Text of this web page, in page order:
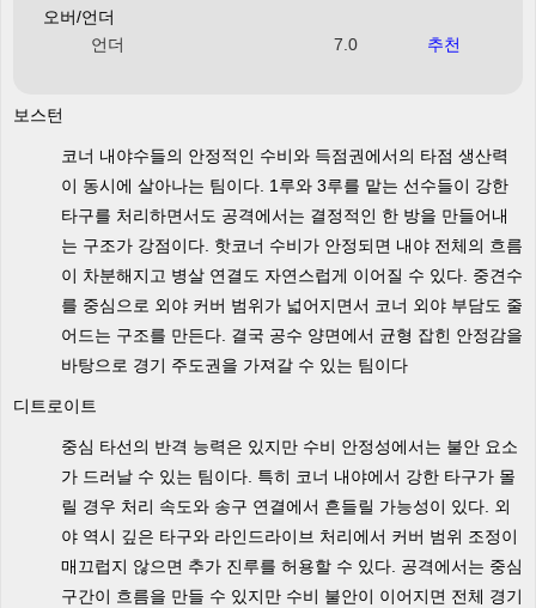
오버/언더
언더
7.0 추천
보스턴
코너 내야수들의 안정적인 수비와 득점권에서의 타점 생산력
이 동시에 살아나는 팀이다. 1루와 3루를 맡는 선수들이 강한
타구를 처리하면서도 공격에서는 결정적인 한 방을 만들어내
는 구조가 강점이다. 핫코너 수비가 안정되면 내야 전체의 흐름
이 차분해지고 병살 연결도 자연스럽게 이어질 수 있다. 중견수
를 중심으로 외야 커버 범위가 넓어지면서 코너 외야 부담도 줄
어드는 구조를 만든다. 결국 공수 양면에서 균형 잡힌 안정감을
바탕으로 경기 주도권을 가져갈 수 있는 팀이다
디트로이트
중심 타선의 반격 능력은 있지만 수비 안정성에서는 불안 요소
가 드러날 수 있는 팀이다. 특히 코너 내야에서 강한 타구가 몰
릴 경우 처리 속도와 송구 연결에서 흔들릴 가능성이 있다. 외
야 역시 깊은 타구와 라인드라이브 처리에서 커버 범위 조정이
매끄럽지 않으면 추가 진루를 허용할 수 있다. 공격에서는 중심
구간이 흐름을 만들 수 있지만 수비 불안이 이어지면 전체 경기